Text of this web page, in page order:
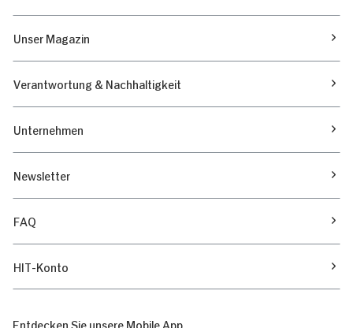
Unser Magazin
Verantwortung & Nachhaltigkeit
Unternehmen
Newsletter
FAQ
HIT-Konto
Entdecken Sie unsere Mobile App